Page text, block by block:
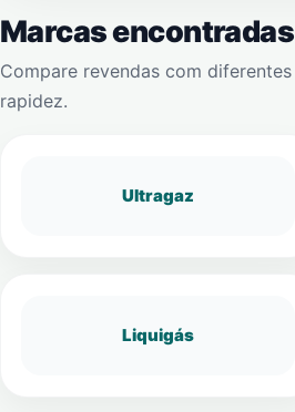
Marcas
Compare revendas com
rapidez.
Ultragaz
Liquigás